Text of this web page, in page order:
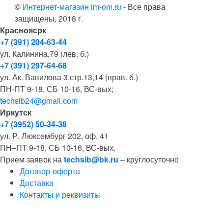
© Интернет-магазин im-om.ru - Все права
защищены, 2018 г.
Красноясрк
+7 (391) 204-63-44
ул. Калинина,79 (лев. б.)
+7 (391) 297-64-68
ул. Ак. Вавилова 3,стр.13,14 (прав. б.)
ПН-ПТ 9-18, СБ 10-16, ВС-вых;
techsib24@gmail.com
Иркутск
+7 (3952) 50-34-38
ул. Р. Люксембург 202, оф. 41
ПН–ПТ 9-18, СБ 10-16, ВС-вых.
Прием заявок наtechsib@bk.ru – круглосуточно
Договор-оферта
Доставка
Контакты и реквизиты